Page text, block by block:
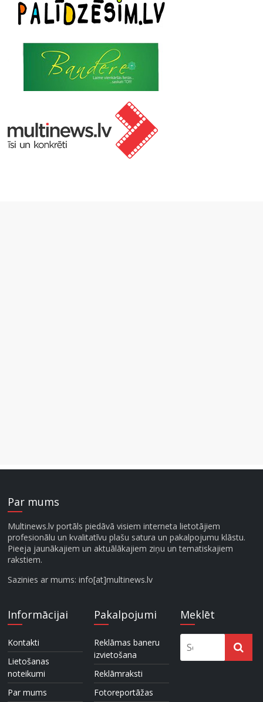
Par mums
Multinews.lv portāls piedāvā visiem interneta lietotājiem
profesionālu un kvalitatīvu plašu satura un pakalpojumu klāstu.
Pieeja jaunākajiem un aktuālākajiem ziņu un tematiskajiem
rakstiem.
Sazinies ar mums: info[at]multinews.lv
Informācijai
Kontakti
Lietošanas
noteikumi
Par mums
Pakalpojumi
Reklāmas baneru
izvietošana
Reklāmraksti
Fotoreportāžas
Meklēt